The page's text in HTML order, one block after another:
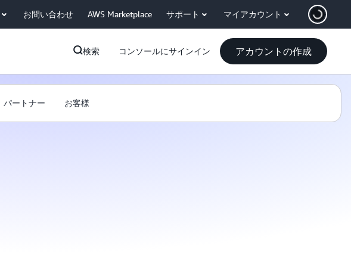
お問い合わせ AWS Marketplace サポート マイアカウント
検索 コンソールにサインイン アカウントの作成
パートナー お客様